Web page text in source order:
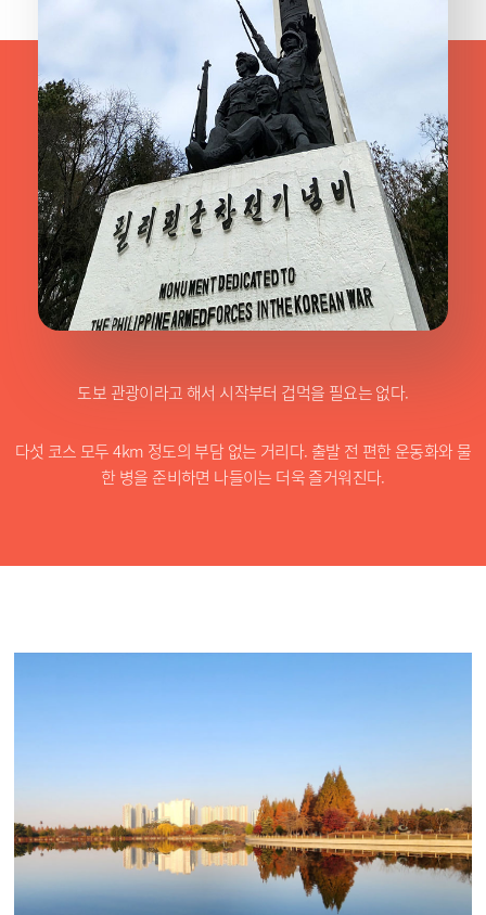
도보 관광이라고 해서 시작부터 겁먹을 필요는 없다.
다섯 코스 모두 4km 정도의 부담 없는 거리다. 출발 전 편한 운동화와 물
한 병을 준비하면 나들이는 더욱 즐거워진다.